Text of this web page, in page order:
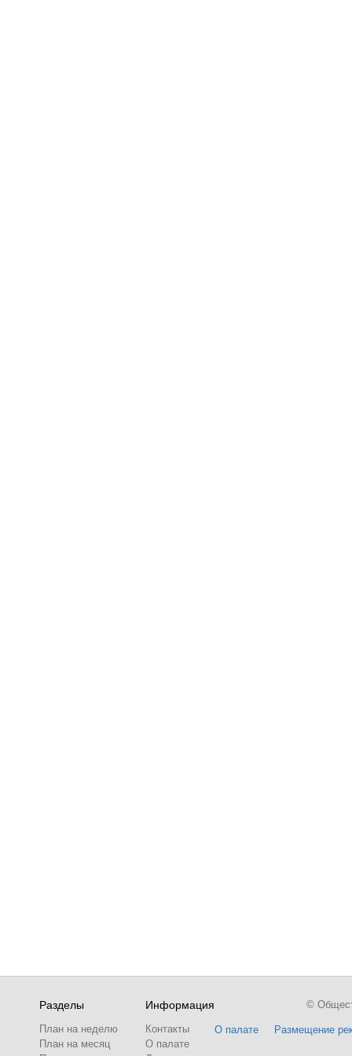
Разделы
План на неделю
План на месяц
Информация
Контакты
О палате
О палате Размещение
©